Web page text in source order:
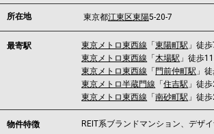
所在地 東京都江東区東陽5-20-7
最寄駅 東京メトロ東西線 「東陽町駅 」徒
東京メトロ東西線 「木場駅 」徒歩
東京メトロ東西線 「 門前仲町駅 」
東京メトロ半蔵門線 「住吉駅 」徒
東京メトロ東西線 「南砂町駅 」徒
物件特徴 REIT系ブランドマンション、デザ